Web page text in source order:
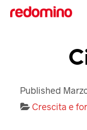
Published
Crescita e